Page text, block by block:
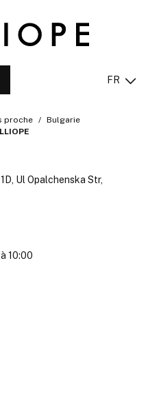
FR
proche
Bulgarie
Ul Opalchenska Str,
10:00